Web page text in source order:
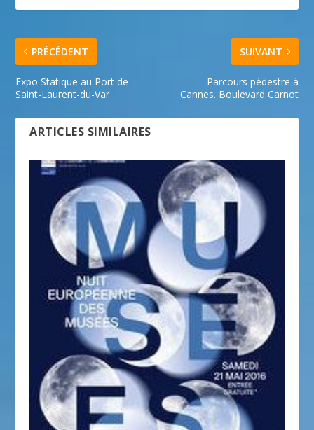
PRÉCÉDENT
Expo Statique au Port de
Saint-Laurent-du-Var
SUIVANT
Parcours pédestre à
Cannes. Boulevard Carnot
ARTICLES SIMILAIRES